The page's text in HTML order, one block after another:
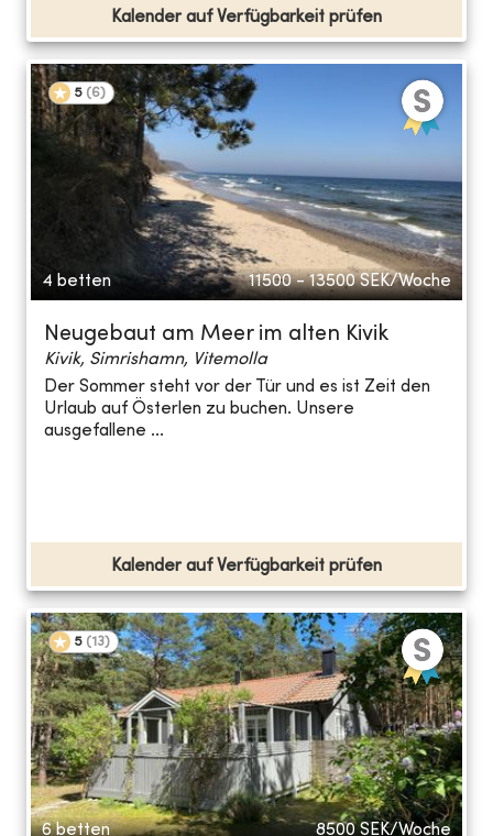
Kalender auf Verfügbarkeit prüfen
5 (6)
4 betten 11500 - 13500 SEK/Woche
Neugebaut am Meer im alten Kivik
Kivik, Simrishamn, Vitemolla
Der Sommer steht vor der Tür und es ist Zeit den
Urlaub auf Österlen zu buchen. Unsere
ausgefallene ...
Kalender auf Verfügbarkeit prüfen
5 (13)
6 betten 8500 SEK/Woche